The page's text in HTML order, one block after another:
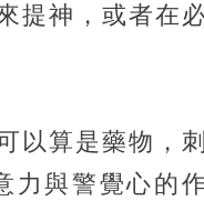
提神，或者在
以算是藥物，刺
力與警覺心的